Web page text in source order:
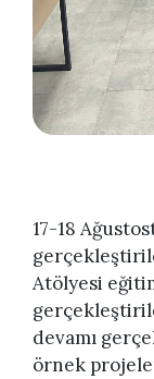
17-18
Atölyesi
devamı
örnek